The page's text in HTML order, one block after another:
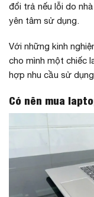
đổi trả nếu lỗi do
yên tâm sử dụng.
Với những kinh
cho mình một chiếc
hợp nhu cầu sử
Có nên mua